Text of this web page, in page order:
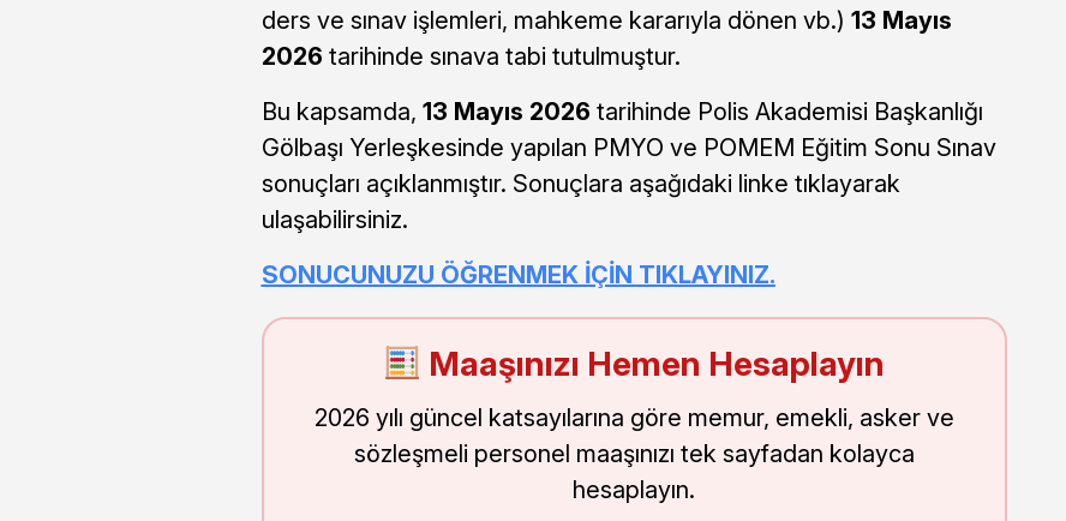
ders ve sınav işlemleri, mahkeme kararıyla dönen vb.) 13 Mayıs
2026 tarihinde sınava tabi tutulmuştur.
Bu kapsamda, 13 Mayıs 2026 tarihinde Polis Akademisi Başkanlığı
Gölbaşı Yerleşkesinde yapılan PMYO ve POMEM Eğitim Sonu Sınav
sonuçları açıklanmıştır. Sonuçlara aşağıdaki linke tıklayarak
ulaşabilirsiniz.
SONUCUNUZU ÖĞRENMEK İÇİN TIKLAYINIZ.
Maaşınızı Hemen Hesaplayın
2026 yılı güncel katsayılarına göre memur, emekli, asker ve
sözleşmeli personel maaşınızı tek sayfadan kolayca
hesaplayın.